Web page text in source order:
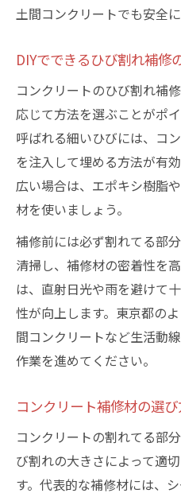
土間コンクリートでも安全に
DIYでできるひび割れ補修
コンクリートのひび割れ補
応じて方法を選ぶことがポ
呼ばれる細いひびには、コ
を注入して埋める方法が有
広い場合は、エポキシ樹脂
材を使いましょう。
補修前には必ず割れてる部
清掃し、補修材の密着性を
は、直射日光や雨を避けて
性が向上します。東京都の
間コンクリートなど生活動
作業を進めてください。
コンクリート補修材の選
コンクリートの割れてる部
び割れの大きさによって適
す。代表的な補修材には、